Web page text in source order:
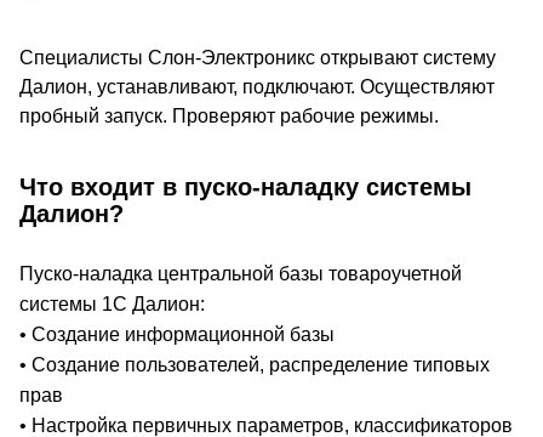
Специалисты Слон-Электроникс открывают систему
Далион, устанавливают, подключают. Осуществляют
пробный запуск. Проверяют рабочие режимы.
Что входит в пуско-наладку системы
Далион?
Пуско-наладка центральной базы товароучетной
системы 1С Далион:
• Создание информационной базы
• Создание пользователей, распределение типовых
прав
• Настройка первичных параметров, классификаторов